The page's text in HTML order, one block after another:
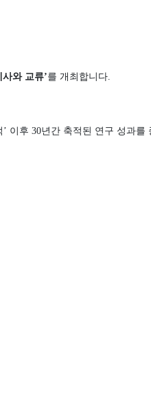
사와 교류’를 개최합니다.
’ 이후 30년간 축적된 연구 성과를